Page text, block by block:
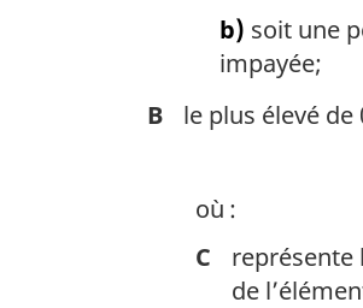
b) soit une
impayée;
B
le plus élevé
où :
C
représente
de